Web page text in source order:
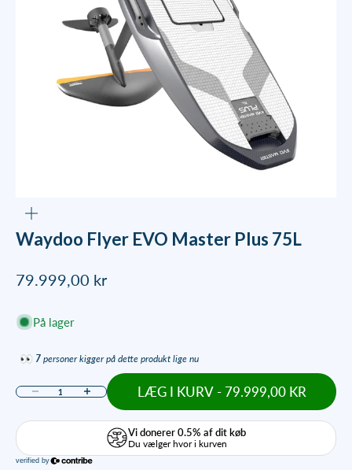
Waydoo Flyer EVO Master Plus 75L
Salgspris
79.999,00 kr
På lager
7 personer kigger på dette produkt lige nu
Sænk antalØg antal LÆG I KURV - 79.999,00 KR